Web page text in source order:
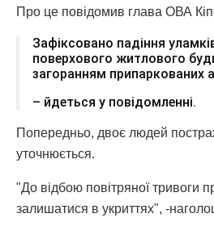
Про це повідомив глава ОВА
Зафіксовано падіння
поверхового житлового
загоранням припаркованих
– йдеться у повідомленні.
Попередньо, двоє людей
уточнюється.
"До відбою повітряної тривоги
залишатися в укриттях", -